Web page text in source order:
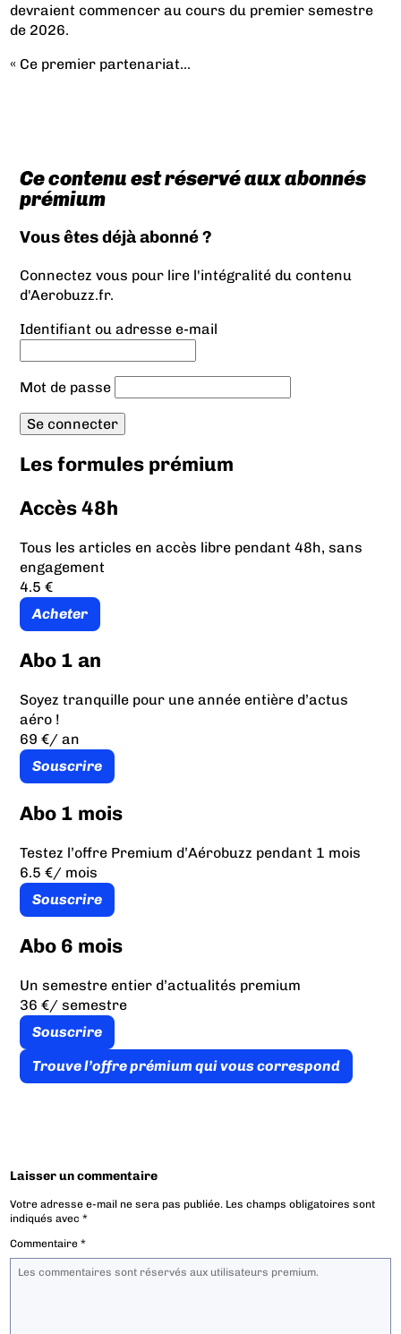
devraient commencer au cours du premier semestre
de 2026.
« Ce premier partenariat...
Ce contenu est réservé aux abonnés
prémium
Vous êtes déjà abonné ?
Connectez vous pour lire l'intégralité du contenu
d'Aerobuzz.fr.
Identifiant ou adresse e-mail
Mot de passe
Les formules prémium
Accès 48h
Tous les articles en accès libre pendant 48h, sans
engagement
4.5 €
Acheter
Abo 1 an
Soyez tranquille pour une année entière d’actus
aéro !
69 €/ an
Souscrire
Abo 1 mois
Testez l’offre Premium d’Aérobuzz pendant 1 mois
6.5 €/ mois
Souscrire
Abo 6 mois
Un semestre entier d’actualités premium
36 €/ semestre
Souscrire
Trouve l’offre prémium qui vous correspond
Laisser un commentaire
Votre adresse e-mail ne sera pas publiée. Les champs obligatoires sont
indiqués avec*
Commentaire*